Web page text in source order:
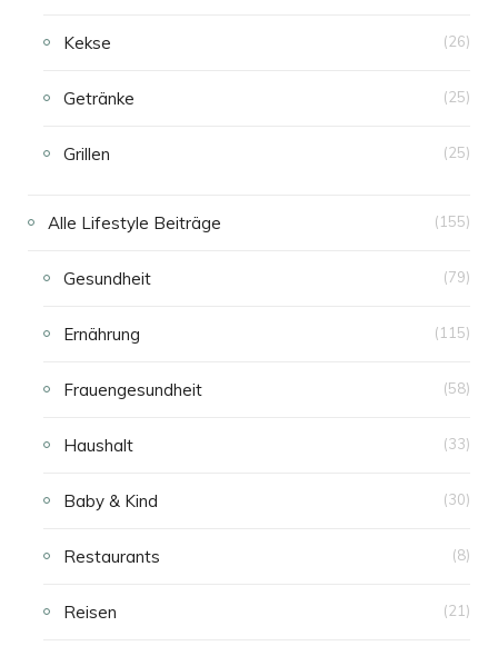
Kekse (26)
Getränke (25)
Grillen (25)
Alle Lifestyle Beiträge (155)
Gesundheit (79)
Ernährung (115)
Frauengesundheit (58)
Haushalt (33)
Baby & Kind (30)
Restaurants (8)
Reisen (21)